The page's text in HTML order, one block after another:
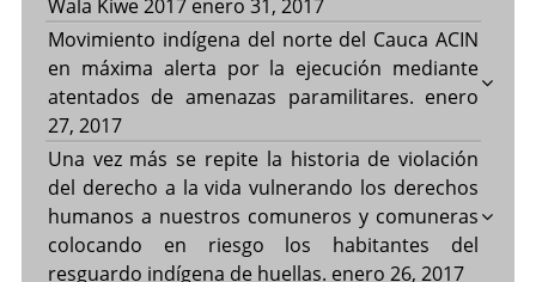
Wala Kiwe 2017 enero 31, 2017
Movimiento indígena del norte del Cauca ACIN
en máxima alerta por la ejecución mediante
atentados de amenazas paramilitares. enero
27, 2017
Una vez más se repite la historia de violación
del derecho a la vida vulnerando los derechos
humanos a nuestros comuneros y comuneras
colocando en riesgo los habitantes del
resguardo indígena de huellas. enero 26, 2017